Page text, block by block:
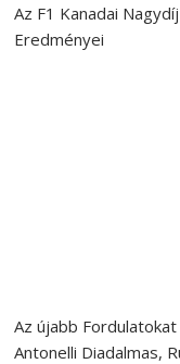
Az F1 Kanadai
Eredményei
Az újabb
Antonelli Diadalmas,